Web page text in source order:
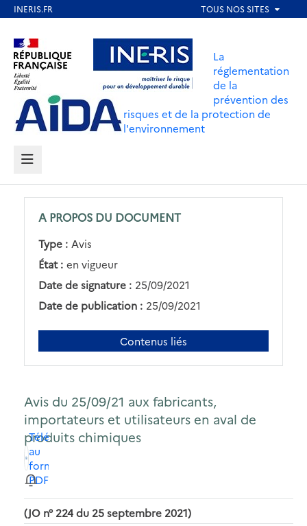
contenu
principal
Aller au contenu Aller au menu
Aller au pied de page
La
réglementation
de la
prévention des
risques et de la protection de
l'environnement
MENU
A PROPOS DU DOCUMENT
Type : Avis
État : en vigueur
Date de signature : 25/09/2021
Date de publication : 25/09/2021
Contenus liés
Avis du 25/09/21 aux fabricants,
importateurs et utilisateurs en aval de
produits chimiques
Télécharger
au
format
PDF
(JO n° 224 du 25 septembre 2021)